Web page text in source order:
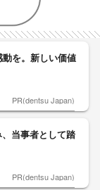
動を。新しい価値
PR(dentsu Japan)
当事者として踏
PR(dentsu Japan)